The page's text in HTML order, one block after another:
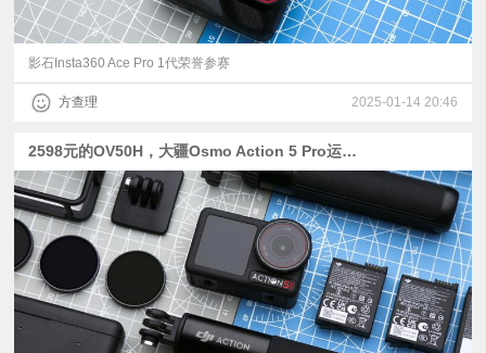
科
普
验
专
题
影石Insta360 Ace Pro 1代荣誉参赛
方查理 2025-01-14 20:46
2598元的OV50H，大疆Osmo Action 5 Pro运动相机评测：1/1.3型主摄+4小时续航